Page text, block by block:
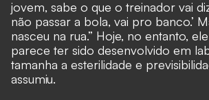
jovem, sabe o que o treinador vai
não passar a bola, vai pro banco.’
nasceu na rua.” Hoje, no entanto,
parece ter sido desenvolvido em
tamanha a esterilidade e
assumiu.